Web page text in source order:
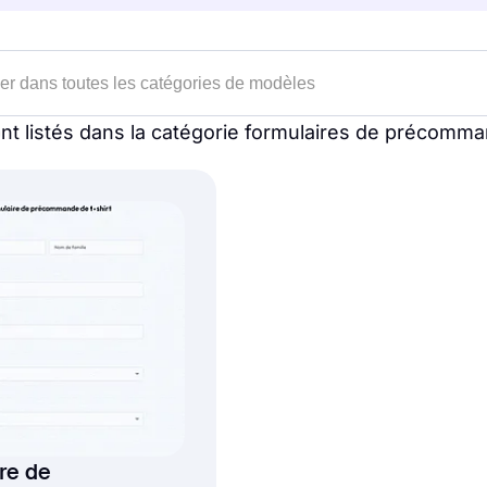
listés dans la catégorie formulaires de
de